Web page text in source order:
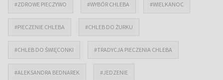
#ZDROWE PIECZYWO #WYBÓR CHLEBA #WIELKANOC
#PIECZENIE CHLEBA #CHLEB DO ŻURKU
#CHLEB DO ŚWIĘCONKI #TRADYCJA PIECZENIA CHLEBA
#ALEKSANDRA BEDNAREK #JEDZENIE